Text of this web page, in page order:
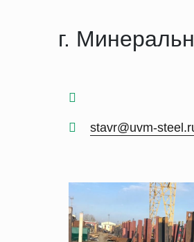
г.
stavr@uvm-